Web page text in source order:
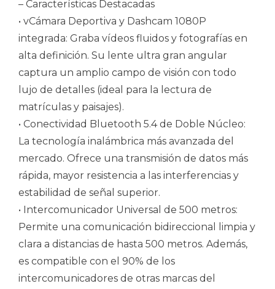
– Características Destacadas
• vCámara Deportiva y Dashcam 1080P
integrada: Graba vídeos fluidos y fotografías en
alta definición. Su lente ultra gran angular
captura un amplio campo de visión con todo
lujo de detalles (ideal para la lectura de
matrículas y paisajes).
• Conectividad Bluetooth 5.4 de Doble Núcleo:
La tecnología inalámbrica más avanzada del
mercado. Ofrece una transmisión de datos más
rápida, mayor resistencia a las interferencias y
estabilidad de señal superior.
• Intercomunicador Universal de 500 metros:
Permite una comunicación bidireccional limpia y
clara a distancias de hasta 500 metros. Además,
es compatible con el 90% de los
intercomunicadores de otras marcas del